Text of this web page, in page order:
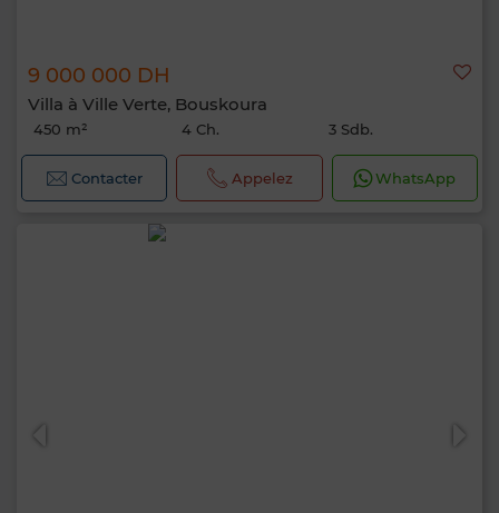
9 000 000 DH
Villa à Ville Verte, Bouskoura
450 m² 4 Ch. 3 Sdb.
Contacter Appelez WhatsApp